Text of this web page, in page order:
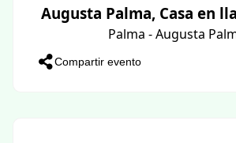
Augusta Palma, Casa en
Palma - Augusta
Compartir evento